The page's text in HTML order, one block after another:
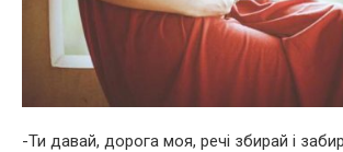
-Ти давай, дорога моя, речі збирай і